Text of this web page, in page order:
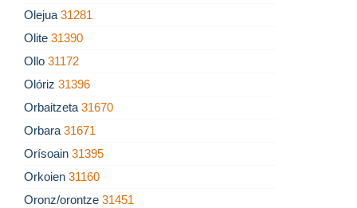
Olejua 31281
Olite 31390
Ollo 31172
Olóriz 31396
Orbaitzeta 31670
Orbara 31671
Orísoain 31395
Orkoien 31160
Oronz/orontze 31451